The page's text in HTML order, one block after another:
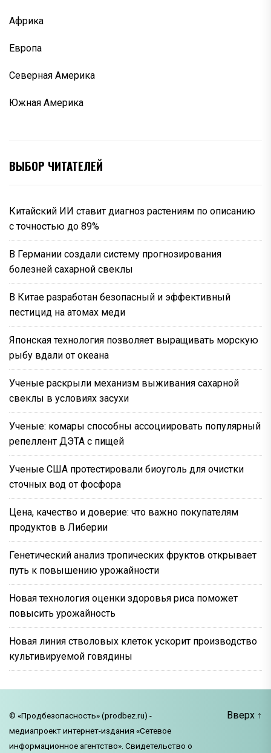
Африка
Европа
Северная Америка
Южная Америка
ВЫБОР ЧИТАТЕЛЕЙ
Китайский ИИ ставит диагноз растениям по описанию
с точностью до 89%
В Германии создали систему прогнозирования
болезней сахарной свеклы
В Китае разработан безопасный и эффективный
пестицид на атомах меди
Японская технология позволяет выращивать морскую
рыбу вдали от океана
Ученые раскрыли механизм выживания сахарной
свеклы в условиях засухи
Ученые: комары способны ассоциировать популярный
репеллент ДЭТА с пищей
Ученые США протестировали биоуголь для очистки
сточных вод от фосфора
Цена, качество и доверие: что важно покупателям
продуктов в Либерии
Генетический анализ тропических фруктов открывает
путь к повышению урожайности
Новая технология оценки здоровья риса поможет
повысить урожайность
Новая линия стволовых клеток ускорит производство
культивируемой говядины
© «Продбезопасность» (prodbez.ru) -
медиапроект интернет-издания «Сетевое
информационное агентство». Свидетельство о
Вверх ↑